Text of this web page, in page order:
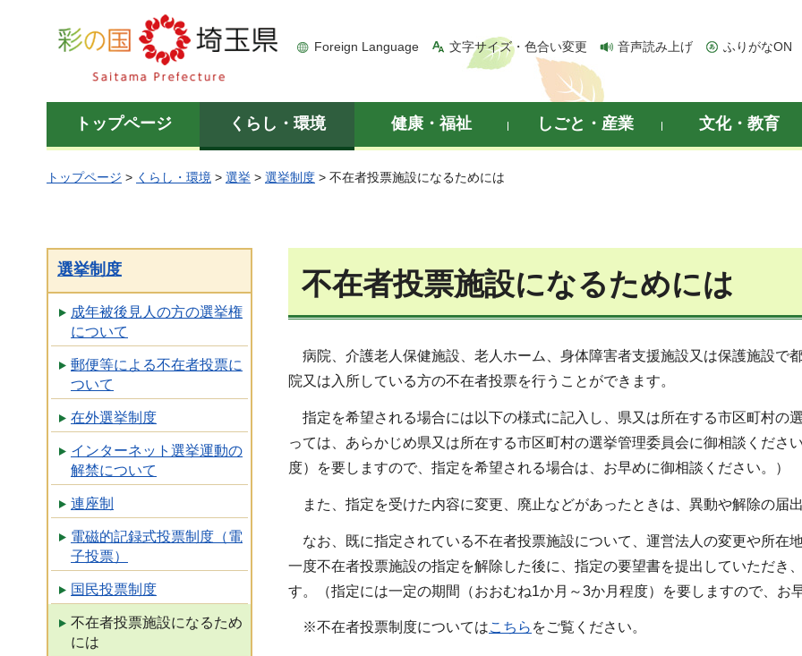
彩の国 埼玉県
Foreign Language 文字サイズ・色合い変更 音声読み上げ ふりがなON
トップページ くらし・環境 健康・福祉 しごと・産業 文化・教育
トップページ > くらし・環境 > 選挙 > 選挙制度 > 不在者投票施設になるためには
選挙制度
成年被後見人の方の選挙権
について
郵便等による不在者投票に
ついて
在外選挙制度
インターネット選挙運動の
解禁について
連座制
電磁的記録式投票制度（電
子投票）
国民投票制度
不在者投票施設になるため
には
不在者投票施設になるためには
病院、介護老人保健施設、老人ホーム、身体障害者支援施設又は保護施設で
院又は入所している方の不在者投票を行うことができます。
指定を希望される場合には以下の様式に記入し、県又は所在する市区町村の
っては、あらかじめ県又は所在する市区町村の選挙管理委員会に御相談くださ
度）を要しますので、指定を希望される場合は、お早めに御相談ください。）
また、指定を受けた内容に変更、廃止などがあったときは、異動や解除の届出
なお、既に指定されている不在者投票施設について、運営法人の変更や所在
一度不在者投票施設の指定を解除した後に、指定の要望書を提出していただき
す。（指定には一定の期間（おおむね1か月～3か月程度）を要しますので、お
※不在者投票制度についてはこちら をご覧ください。